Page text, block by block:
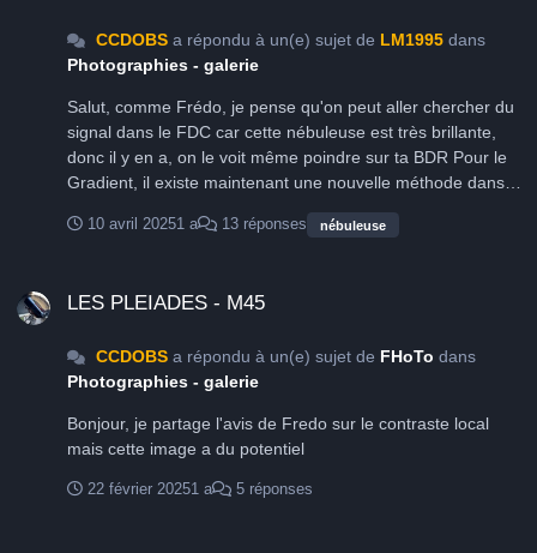
CCDOBSa répondu à un(e) sujet de LM1995dans
Photographies - galerie
Salut, comme Frédo, je pense qu'on peut aller chercher du
signal dans le FDC car cette nébuleuse est très brillante,
donc il y en a, on le voit même poindre sur ta BDR Pour le
Gradient, il existe maintenant une nouvelle méthode dans
Pix https://pixinsight.com/mars/, basée sur des images
réelles de référence qui servent à étalonner le FDC ; C'est
temps tu trouves des process comme Starnet ou StarX(
dans leurs dernières versions sont super efficaces .
10 avril 20251 a 13 réponses nébuleuse
LES PLEIADES - M45
CCDOBSa répondu à un(e) sujet de FHoTo dans
Photographies - galerie
Bonjour, je partage l'avis de Fredo sur le contraste local
mais cette image a du potentiel
22 février 20251 a 5 réponses